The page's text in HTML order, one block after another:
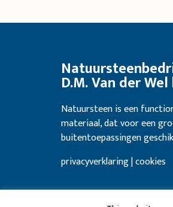
D.M. Van der Wel
Natuursteen is een
materiaal, dat voor een
buitentoepassingen
privacyverklaring | cookies